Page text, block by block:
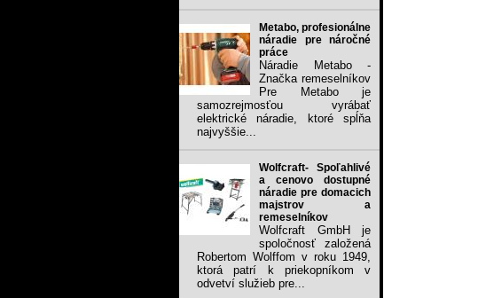
Metabo, profesionálne
náradie pre náročné
práce
Náradie Metabo -
Značka remeselníkov
Pre Metabo je
samozrejmosťou vyrábať
elektrické náradie, ktoré spĺňa
najvyššie...
Wolfcraft- Spoľahlivé
a cenovo dostupné
náradie pre domacich
majstrov a
remeselníkov
Wolfcraft GmbH je
spoločnosť založená
Robertom Wolffom v roku 1949,
ktorá patrí k priekopníkom v
odvetví služieb pre...